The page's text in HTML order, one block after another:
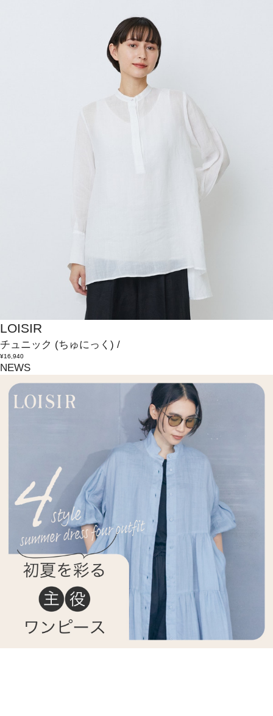
LOISIR
チュニック (ちゅにっく) /
¥16,940
NEWS